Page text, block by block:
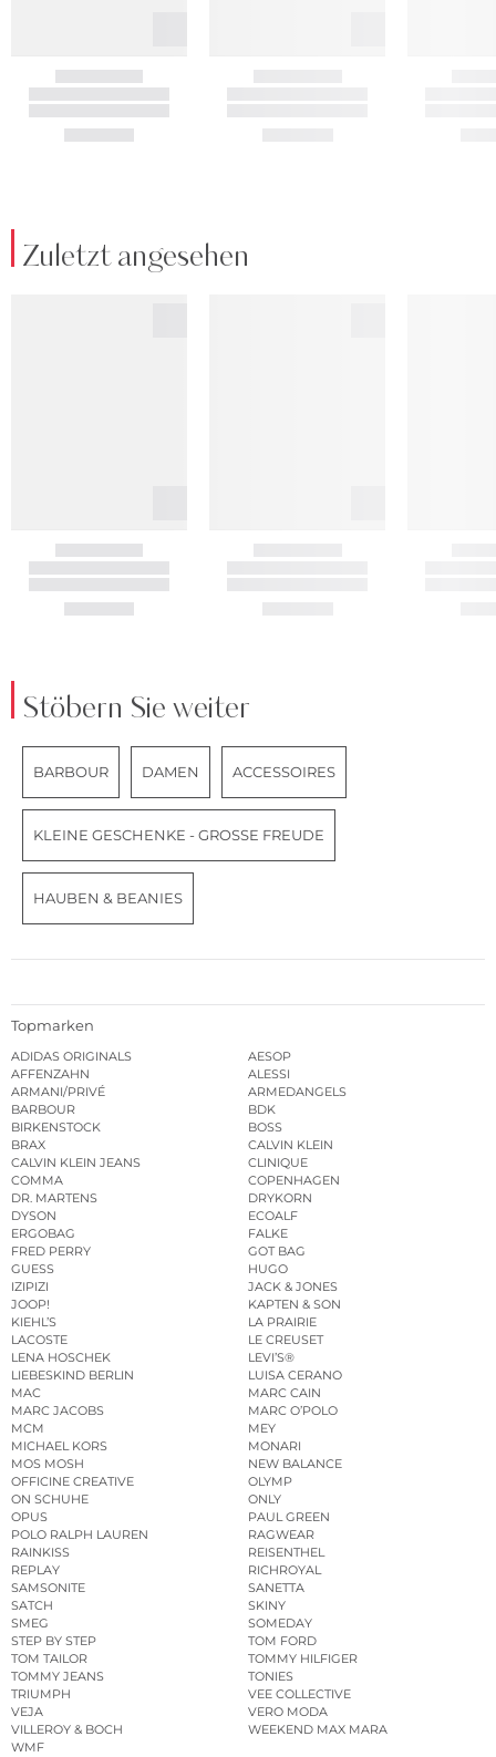
Zuletzt angesehen
Stöbern Sie weiter
BARBOUR DAMEN ACCESSOIRES
KLEINE GESCHENKE - GROSSE FREUDE
HAUBEN & BEANIES
Topmarken
ADIDAS ORIGINALS
AESOP
AFFENZAHN
ALESSI
ARMANI/PRIVÉ
ARMEDANGELS
BARBOUR
BDK
BIRKENSTOCK
BOSS
BRAX
CALVIN KLEIN
CALVIN KLEIN JEANS
CLINIQUE
COMMA
COPENHAGEN
DR. MARTENS
DRYKORN
DYSON
ECOALF
ERGOBAG
FALKE
FRED PERRY
GOT BAG
GUESS
HUGO
IZIPIZI
JACK & JONES
JOOP!
KAPTEN & SON
KIEHL’S
LA PRAIRIE
LACOSTE
LE CREUSET
LENA HOSCHEK
LEVI’S®
LIEBESKIND BERLIN
LUISA CERANO
MAC
MARC CAIN
MARC JACOBS
MARC O’POLO
MCM
MEY
MICHAEL KORS
MONARI
MOS MOSH
NEW BALANCE
OFFICINE CREATIVE
OLYMP
ON SCHUHE
ONLY
OPUS
PAUL GREEN
POLO RALPH LAUREN
RAGWEAR
RAINKISS
REISENTHEL
REPLAY
RICHROYAL
SAMSONITE
SANETTA
SATCH
SKINY
SMEG
SOMEDAY
STEP BY STEP
TOM FORD
TOM TAILOR
TOMMY HILFIGER
TOMMY JEANS
TONIES
TRIUMPH
VEE COLLECTIVE
VEJA
VERO MODA
VILLEROY & BOCH
WEEKEND MAX MARA
WMF